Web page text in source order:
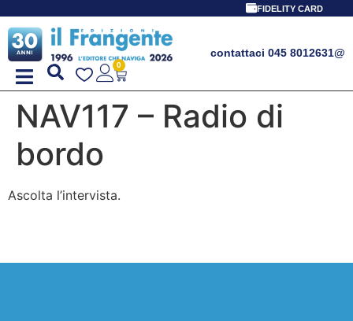
FIDELITY CARD
contattaci 045 8012631@
0
NAV117 – Radio di
bordo
Ascolta l’intervista.